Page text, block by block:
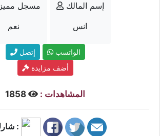
مسجل مميز
نعم
إسم المالك
انس
إتصل
الواتسب
أضف مزايدة
المشاهدات :
شارك :